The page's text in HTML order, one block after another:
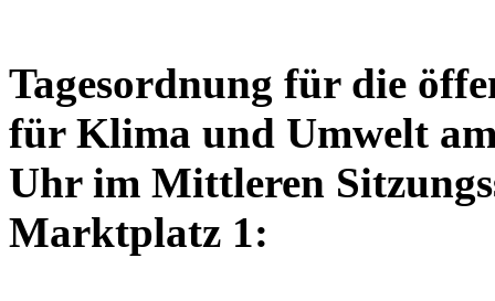
Tagesordnung für die
für Klima und Umwelt
Uhr im Mittleren
Marktplatz 1: